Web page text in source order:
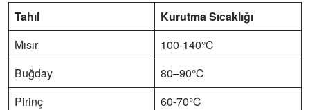
Tahıl
Kurutma Sıcaklığı
Mısır
100-140℃
Buğday
80–90℃
Pirinç
60-70℃